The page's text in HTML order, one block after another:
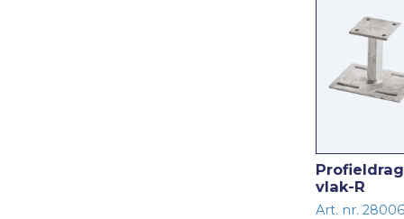
vlak-R
Art. nr. 28006